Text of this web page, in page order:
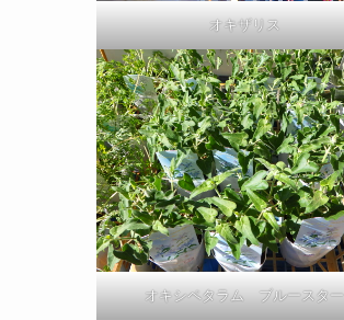
オキザリス
オキシペタラム ブルースター